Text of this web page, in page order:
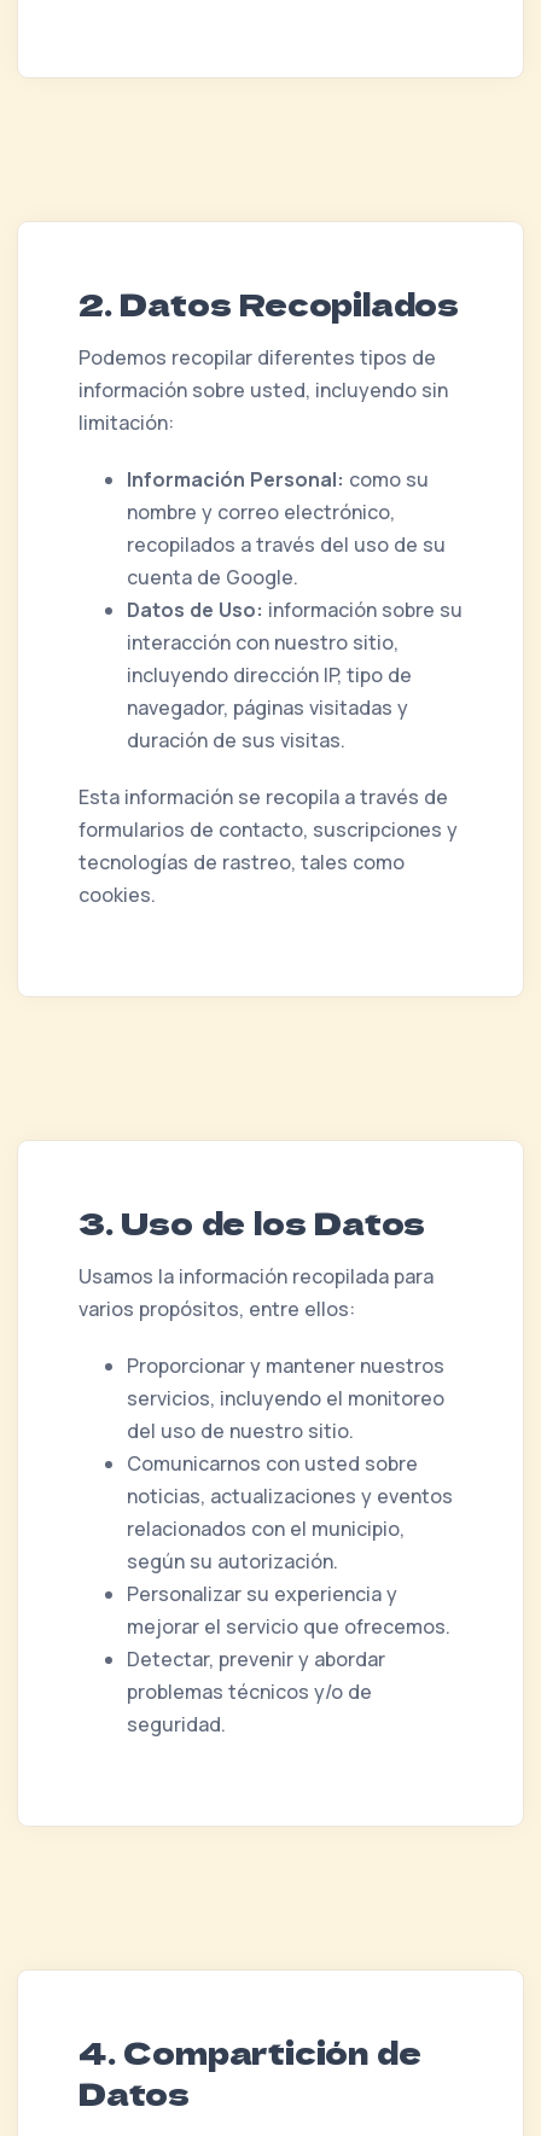
2. Datos Recopilados
Podemos recopilar diferentes tipos de
información sobre usted, incluyendo sin
limitación:
Información Personal: como su
nombre y correo electrónico,
recopilados a través del uso de su
cuenta de Google.
Datos de Uso: información sobre su
interacción con nuestro sitio,
incluyendo dirección IP, tipo de
navegador, páginas visitadas y
duración de sus visitas.
Esta información se recopila a través de
formularios de contacto, suscripciones y
tecnologías de rastreo, tales como
cookies.
3. Uso de los Datos
Usamos la información recopilada para
varios propósitos, entre ellos:
Proporcionar y mantener nuestros
servicios, incluyendo el monitoreo
del uso de nuestro sitio.
Comunicarnos con usted sobre
noticias, actualizaciones y eventos
relacionados con el municipio,
según su autorización.
Personalizar su experiencia y
mejorar el servicio que ofrecemos.
Detectar, prevenir y abordar
problemas técnicos y/o de
seguridad.
4. Compartición de
Datos